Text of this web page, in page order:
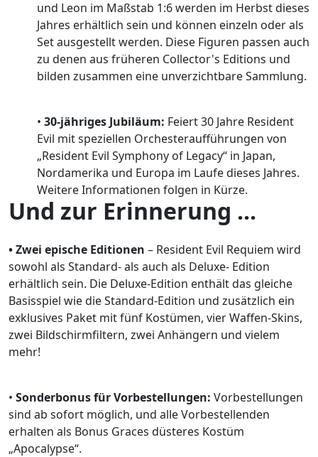
und Leon im Maßstab 1:6 werden im Herbst dieses
Jahres erhältlich sein und können einzeln oder als
Set ausgestellt werden. Diese Figuren passen auch
zu denen aus früheren Collector's Editions und
bilden zusammen eine unverzichtbare Sammlung.
• 30-jähriges Jubiläum: Feiert 30 Jahre Resident
Evil mit speziellen Orchesteraufführungen von
„Resident Evil Symphony of Legacy“ in Japan,
Nordamerika und Europa im Laufe dieses Jahres.
Weitere Informationen folgen in Kürze.
Und zur Erinnerung ...
• Zwei epische Editionen – Resident Evil Requiem wird
sowohl als Standard- als auch als Deluxe- Edition
erhältlich sein. Die Deluxe-Edition enthält das gleiche
Basisspiel wie die Standard-Edition und zusätzlich ein
exklusives Paket mit fünf Kostümen, vier Waffen-Skins,
zwei Bildschirmfiltern, zwei Anhängern und vielem
mehr!
• Sonderbonus für Vorbestellungen: Vorbestellungen
sind ab sofort möglich, und alle Vorbestellenden
erhalten als Bonus Graces düsteres Kostüm
„Apocalypse“.